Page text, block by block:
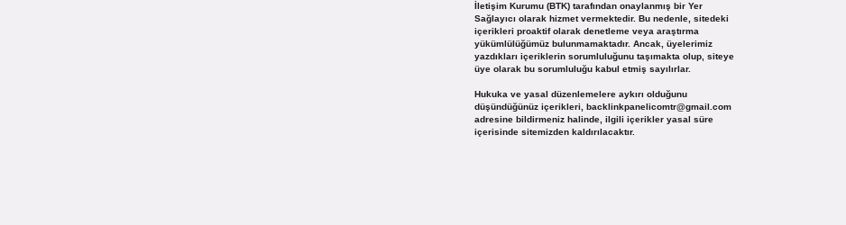
İletişim Kurumu (BTK) tarafından onaylanmış bir Yer
Sağlayıcı olarak hizmet vermektedir. Bu nedenle, sitedeki
içerikleri proaktif olarak denetleme veya araştırma
yükümlülüğümüz bulunmamaktadır. Ancak, üyelerimiz
yazdıkları içeriklerin sorumluluğunu taşımakta olup, siteye
üye olarak bu sorumluluğu kabul etmiş sayılırlar.
Hukuka ve yasal düzenlemelere aykırı olduğunu
düşündüğünüz içerikleri, backlinkpanelicomtr@gmail.com
adresine bildirmeniz halinde, ilgili içerikler yasal süre
içerisinde sitemizden kaldırılacaktır.